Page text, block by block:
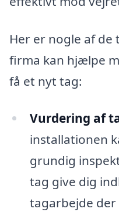
Her er nogle af
firma kan hjælpe
få et nyt tag:
Vurdering af
installationen
grundig
tag give dig
tagarbejde